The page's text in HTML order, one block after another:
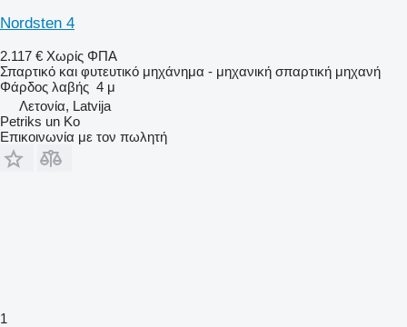
Nordsten 4
2.117 € Χωρίς ΦΠΑ
Σπαρτικό και φυτευτικό μηχάνημα - μηχανική σπαρτική μηχανή
Φάρδος λαβής 4 μ
Λετονία, Latvija
Petriks un Ko
Επικοινωνία με τον πωλητή
1